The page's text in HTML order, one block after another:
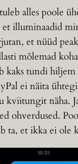
alles poole
et illuminaadid
et nüüd
mõlemad
kaks tundi hiljem
ei näita
kviitungit näha.
ohverdused.
ta, et ikka ei ole